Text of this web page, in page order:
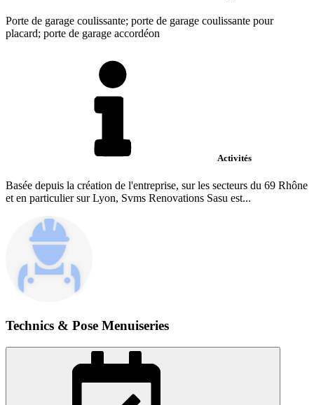
Porte de garage coulissante; porte de garage coulissante pour
placard; porte de garage accordéon
Activités
Basée depuis la création de l'entreprise, sur les secteurs du 69 Rhône
et en particulier sur Lyon, Svms Renovations Sasu est...
Technics & Pose Menuiseries